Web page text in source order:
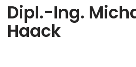
Dipl.-Ing.
Haack